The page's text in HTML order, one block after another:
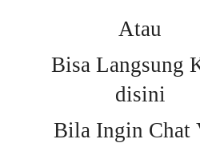
Atau
Bisa Langsung
disini
Bila Ingin Chat